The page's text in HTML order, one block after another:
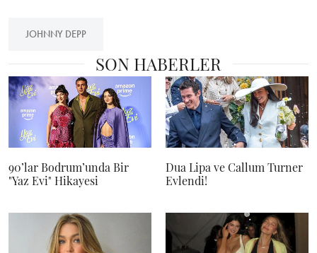
JOHNNY DEPP
SON HABERLER
90’lar Bodrum’unda Bir
"Yaz Evi" Hikayesi
Dua Lipa ve Callum Turner
Evlendi!